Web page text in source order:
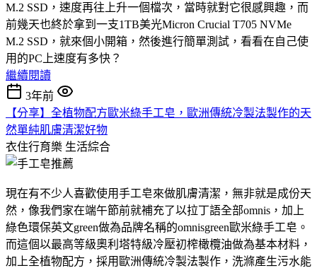
M.2 SSD，速度再往上升一個檔次，當時就對它很感興趣，而
前幾天也終於拿到一支1TB美光Micron Crucial T705 NVMe
M.2 SSD，就來個小開箱，然後進行簡單測試，看看在自己使
用的PC上速度有多快？
繼續閱讀
3年前
【分享】全植物配方歐米綠手工皂，歐洲傳統冷製法製作的天
然單純肌膚清潔好物
衣住行育樂 生活綜合
現在有不少人喜歡使用手工皂來做肌膚清潔，無非就是成份天
然，像我們家在端午節前就補充了以拉丁語全部omnis，加上
綠色環保英文green做為品牌名稱的omnisgreen歐米綠手工皂。
而這個以最高等級奧利塔特級冷壓初榨橄欖油做為基本材料，
加上全植物配方，採用歐洲傳統冷製法製作，洗滌產生污水能